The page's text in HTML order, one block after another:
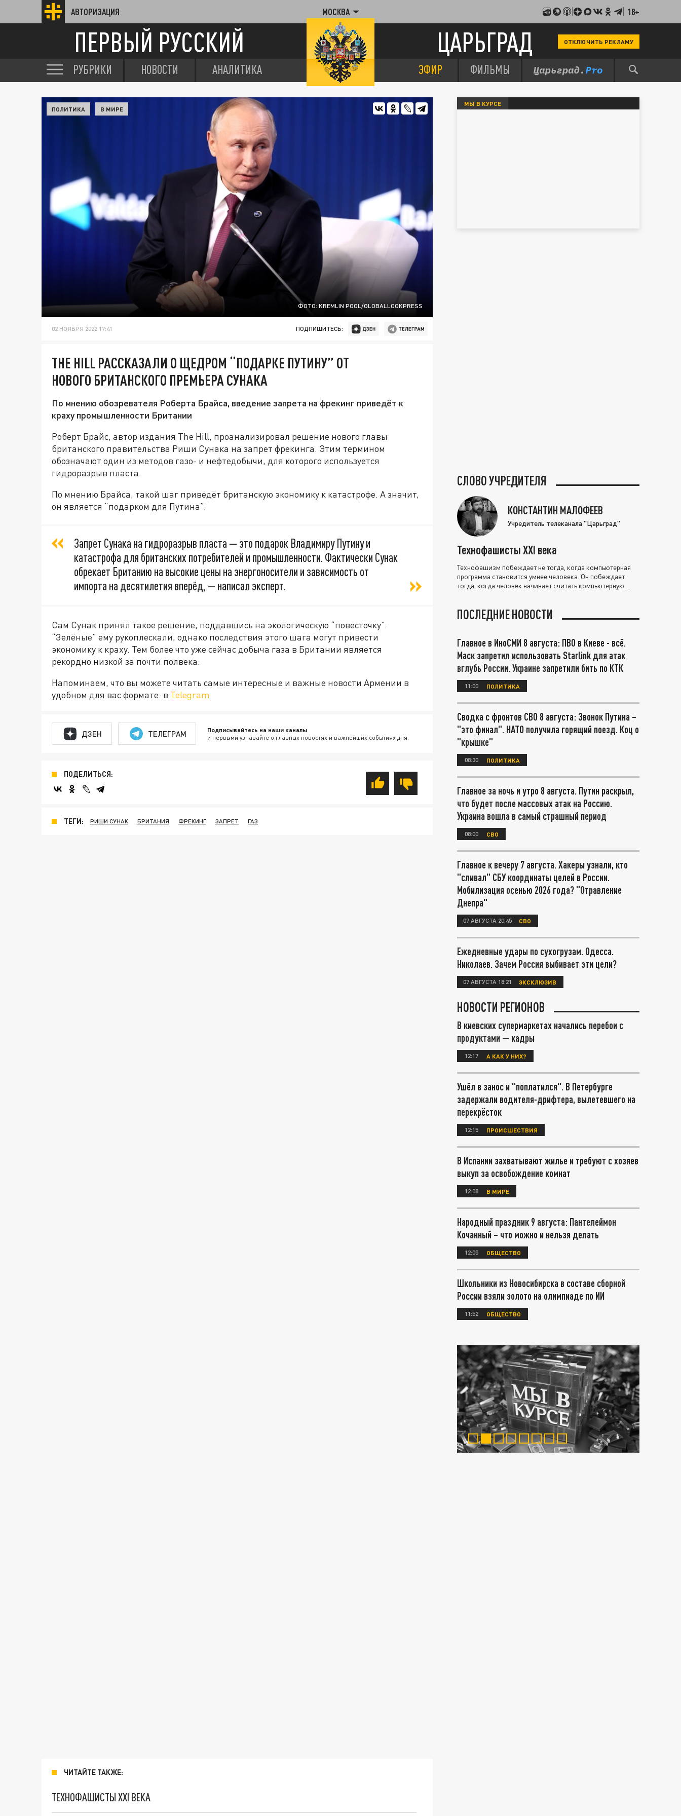
АВТОРИЗАЦИЯ МОСКВА 18+
ПЕРВЫЙ РУССКИЙ ЦАРЬГРАД ОТКЛЮЧИТЬ РЕКЛАМУ
РУБРИКИ НОВОСТИ АНАЛИТИКА ЭФИР ФИЛЬМЫ
ФОТО: KREMLIN POOL/GLOBALLOOKPRESS
ПОЛИТИКА В МИРЕ
02 НОЯБРЯ 2022 17:41 ПОДПИШИТЕСЬ:
THE HILL РАССКАЗАЛИ О ЩЕДРОМ “ПОДАРКЕ ПУТИНУ” ОТ
НОВОГО БРИТАНСКОГО ПРЕМЬЕРА СУНАКА
По мнению обозревателя Роберта Брайса, введение запрета на фрекинг приведёт к
краху промышленности Британии
Роберт Брайс, автор издания The Hill, проанализировал решение нового главы
британского правительства Риши Сунака на запрет фрекинга. Этим термином
обозначают один из методов газо- и нефтедобычи, для которого используется
гидроразрыв пласта.
По мнению Брайса, такой шаг приведёт британскую экономику к катастрофе. А значит,
он является “подарком для Путина”.
Запрет Сунака на гидроразрыв пласта — это подарок Владимиру Путину и
катастрофа для британских потребителей и промышленности. Фактически Сунак
обрекает Британию на высокие цены на энергоносители и зависимость от
импорта на десятилетия вперёд, — написал эксперт.
Сам Сунак принял такое решение, поддавшись на экологическую “повесточку”.
“Зелёные” ему рукоплескали, однако последствия этого шага могут привести
экономику к краху. Тем более что уже сейчас добыча газа в Британии является
рекордно низкой за почти полвека.
Напоминаем, что вы можете читать самые интересные и важные новости Армении в
удобном для вас формате: в Telegram
ДЗЕН ТЕЛЕГРАМ Подписывайтесь на наши каналы
и первыми узнавайте о главных новостях и важнейших событиях дня.
ПОДЕЛИТЬСЯ:
ТЕГИ: РИШИ СУНАК БРИТАНИЯ ФРЕКИНГ ЗАПРЕТ ГАЗ
ЧИТАЙТЕ ТАКЖЕ:
ТЕХНОФАШИСТЫ XXI ВЕКА
МЫ В КУРСЕ
СЛОВО УЧРЕДИТЕЛЯ
КОНСТАНТИН МАЛОФЕЕВ
Учредитель телеканала "Царьград"
Технофашисты XXI века
Технофашизм побеждает не тогда, когда компьютерная
программа становится умнее человека. Он побеждает
тогда, когда человек начинает считать компьютерную
ПОСЛЕДНИЕ НОВОСТИ
Главное в ИноСМИ 8 августа: ПВО в Киеве - всё.
Маск запретил использовать Starlink для атак
вглубь России. Украине запретили бить по КТК
11:00 ПОЛИТИКА
Сводка с фронтов СВО 8 августа: Звонок Путина –
"это финал". НАТО получила горящий поезд. Коц о
"крышке"
08:30 ПОЛИТИКА
Главное за ночь и утро 8 августа. Путин раскрыл,
что будет после массовых атак на Россию.
Украина вошла в самый страшный период
08:00 СВО
Главное к вечеру 7 августа. Хакеры узнали, кто
"сливал" СБУ координаты целей в России.
Мобилизация осенью 2026 года? "Отравление
Днепра"
07 АВГУСТА 20:45 СВО
Ежедневные удары по сухогрузам. Одесса.
Николаев. Зачем Россия выбивает эти цели?
07 АВГУСТА 18:21 ЭКСКЛЮЗИВ
НОВОСТИ РЕГИОНОВ
В киевских супермаркетах начались перебои с
продуктами — кадры
12:17 А КАК У НИХ?
Ушёл в занос и "поплатился". В Петербурге
задержали водителя-дрифтера, вылетевшего на
перекрёсток
12:15 ПРОИСШЕСТВИЯ
В Испании захватывают жилье и требуют с хозяев
выкуп за освобождение комнат
12:08 В МИРЕ
Народный праздник 9 августа: Пантелеймон
Кочанный – что можно и нельзя делать
12:05 ОБЩЕСТВО
Школьники из Новосибирска в составе сборной
России взяли золото на олимпиаде по ИИ
11:52 ОБЩЕСТВО